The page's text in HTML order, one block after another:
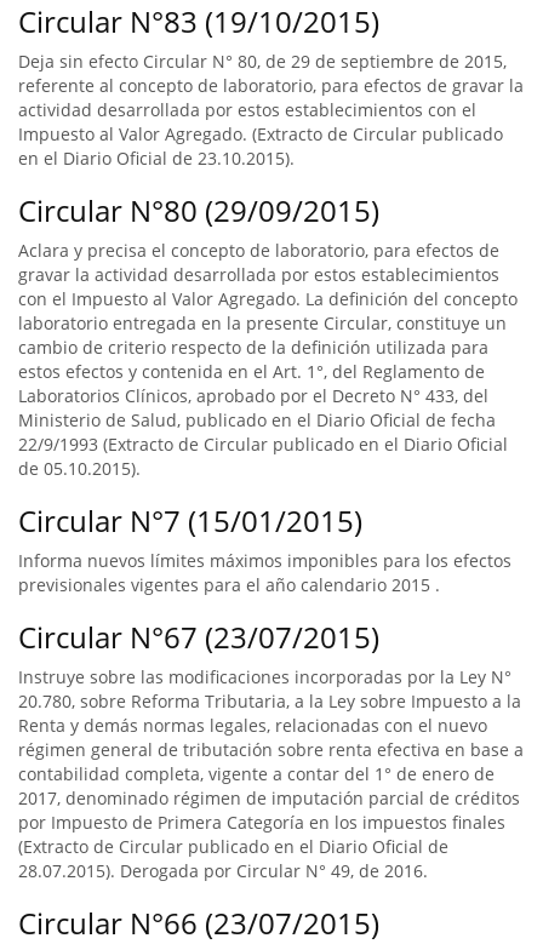
Circular N°83 (19/10/2015)
Deja sin efecto Circular N° 80, de 29 de septiembre de 2015,
referente al concepto de laboratorio, para efectos de gravar la
actividad desarrollada por estos establecimientos con el
Impuesto al Valor Agregado. (Extracto de Circular publicado
en el Diario Oficial de 23.10.2015).
Circular N°80 (29/09/2015)
Aclara y precisa el concepto de laboratorio, para efectos de
gravar la actividad desarrollada por estos establecimientos
con el Impuesto al Valor Agregado. La definición del concepto
laboratorio entregada en la presente Circular, constituye un
cambio de criterio respecto de la definición utilizada para
estos efectos y contenida en el Art. 1°, del Reglamento de
Laboratorios Clínicos, aprobado por el Decreto N° 433, del
Ministerio de Salud, publicado en el Diario Oficial de fecha
22/9/1993 (Extracto de Circular publicado en el Diario Oficial
de 05.10.2015).
Circular N°7 (15/01/2015)
Informa nuevos límites máximos imponibles para los efectos
previsionales vigentes para el año calendario 2015 .
Circular N°67 (23/07/2015)
Instruye sobre las modificaciones incorporadas por la Ley N°
20.780, sobre Reforma Tributaria, a la Ley sobre Impuesto a la
Renta y demás normas legales, relacionadas con el nuevo
régimen general de tributación sobre renta efectiva en base a
contabilidad completa, vigente a contar del 1° de enero de
2017, denominado régimen de imputación parcial de créditos
por Impuesto de Primera Categoría en los impuestos finales
(Extracto de Circular publicado en el Diario Oficial de
28.07.2015). Derogada por Circular N° 49, de 2016.
Circular N°66 (23/07/2015)